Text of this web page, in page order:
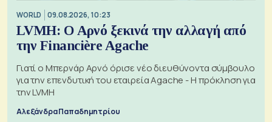
WORLD 09.08.2026, 10:23
LVMH: Ο Αρνό ξεκινά την αλλαγή από
την Financière Agache
Γιατί ο Μπερνάρ Αρνό όρισε νέο διευθύνοντα σύμβουλο
για την επενδυτική του εταιρεία Agache - Η πρόκληση για
την LVMH
Αλεξάνδρα Παπαδημητρίου